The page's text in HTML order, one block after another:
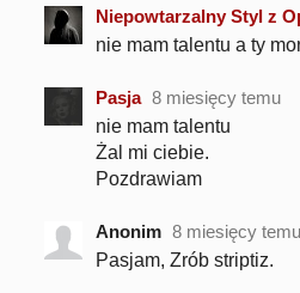
Niepowtarzalny Styl z
nie mam talentu a ty
Pasja 8 miesięcy temu
nie mam talentu
Żal mi ciebie.
Pozdrawiam
Anonim 8 miesięcy temu
Pasjam, Zrób striptiz.